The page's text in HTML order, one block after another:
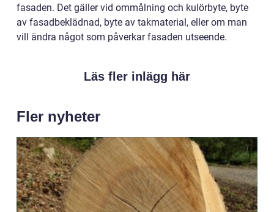
fasaden. Det gäller vid ommålning och kulörbyte, byte
av fasadbeklädnad, byte av takmaterial, eller om man
vill ändra något som påverkar fasaden utseende.
Läs fler inlägg här
Fler nyheter